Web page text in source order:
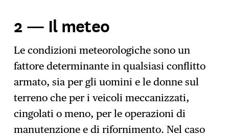
2 — Il meteo
Le condizioni meteorologiche sono un
fattore determinante in qualsiasi conflitto
armato, sia per gli uomini e le donne sul
terreno che per i veicoli meccanizzati,
cingolati o meno, per le operazioni di
manutenzione e di rifornimento. Nel caso